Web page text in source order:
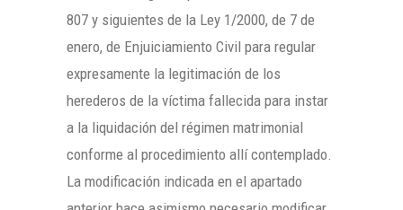
807 y siguientes de la Ley 1/2000, de 7 de
enero, de Enjuiciamiento Civil para regular
expresamente la legitimación de los
herederos de la víctima fallecida para instar
a la liquidación del régimen matrimonial
conforme al procedimiento allí contemplado.
La modificación indicada en el apartado